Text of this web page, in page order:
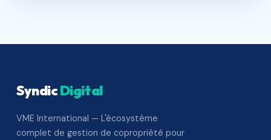
SyndicDigital
VME International — L'écosystème
complet de gestion de copropriété pour